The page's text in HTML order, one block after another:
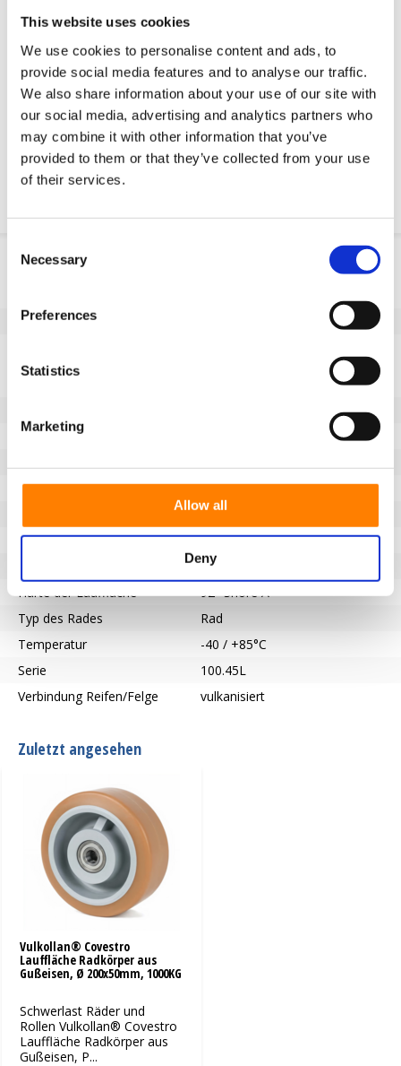
This website uses cookies
We use cookies to personalise content and ads, to
provide social media features and to analyse our traffic.
We also share information about your use of our site with
our social media, advertising and analytics partners who
may combine it with other information that you’ve
provided to them or that they’ve collected from your use
of their services.
Selection
Necessary
Preferences
Statistics
Marketing
Allow all
Deny
Estimated time:2 Wochen Lieferzeit (ohne Eilservice).
Benötigen Sie es schneller? Lass uns wissen!
OE-Teil anfordern
Download PDF
Chemische resistenz
Produktinformation
EAN
Radbreite (mm)
Typ des Lagers
Präzisionskugellager
60
Achsloch-Ø (mm)
30
Vulkollan®
Härte der Lauffläche
92° Shore A
Typ des Rades
Rad
Temperatur
-40 / +85°C
Serie
100.45L
Verbindung Reifen/Felge
vulkanisiert
Zuletzt angesehen
Vulkollan® Covestro
Lauffläche Radkörper aus
Gußeisen, Ø 200x50mm, 1000KG
Schwerlast Räder und
Rollen Vulkollan® Covestro
Lauffläche Radkörper aus
Gußeisen, P...